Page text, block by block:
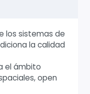
los sistemas de
la calidad
el ámbito
open